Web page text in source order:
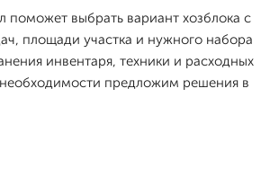
выбрать вариант хозблока с
площади участка и нужного набора
инвентаря, техники и расходных
предложим решения в